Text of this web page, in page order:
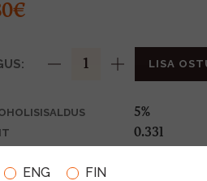
ENG FIN
LISA
5%
0.33l
LIIK